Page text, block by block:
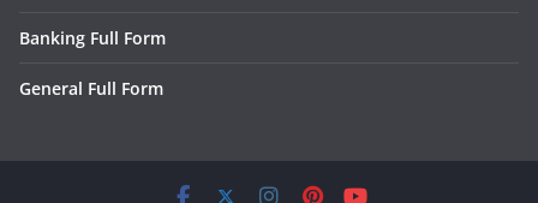
Banking Full Form
General Full Form